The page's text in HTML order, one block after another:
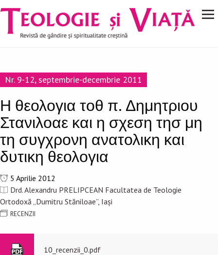
Mergi la conţinutul principal
Navigare
principală
Nr. 9-12, septembrie-decembrie 2011
Η θεολογια τοθ π. Δημητριου
Στανιλοαε και η σχεση τησ μη
τη συγχρονη ανατολικη και
δυτικη θεολογια
5 Aprilie 2012
Drd. Alexandru PRELIPCEAN Facultatea de Teologie
Ortodoxă „Dumitru Stăniloae”, Iași
RECENZII
10_recenzii_0.pdf